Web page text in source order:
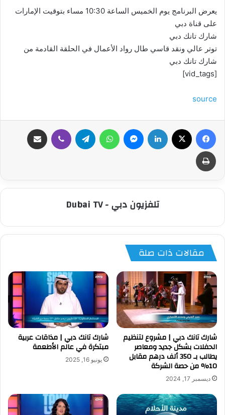
يعرض البرنامج يوم الخميس الساعة 10:30 مساء بتوقيت الإمارات
على قناة دبي
شارك تانك دبي
توتر عالي ونقد قاسي طال رواد الأعمال في الحلقة القادمة من
شارك تانك دبي
[vid_tags]
source
فيسبوك لينكدإن ماسنجر واتساب تيلقرام ڤايبر
طباعة
تلفزيون دبي - Dubai TV
مقالات ذات صلة
شارك تانك دبي | مشروع لتنظيم
الحفلات بشكل جديد ومعاصر
يطالب بـ 350 ألف درهم مقابل
10% من حصة الشركة
ديسمبر 17, 2024
شارك تانك دبي | مذاقات عربية
مبتكرة في عالم الأطعمة
يونيو 16, 2025